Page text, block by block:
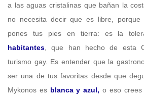
a las aguas cristalinas que bañan la
no necesita decir que es libre,
pones tus pies en tierra: es la
habitantes, que han hecho de esta
turismo gay. Es entender que la
ser una de tus favoritas desde que
Mykonos es blanca y azul, o eso